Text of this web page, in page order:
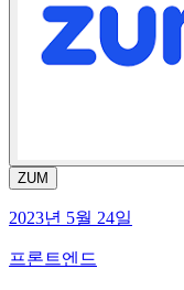
ZUM
2023년 5월 24일
프론트엔드